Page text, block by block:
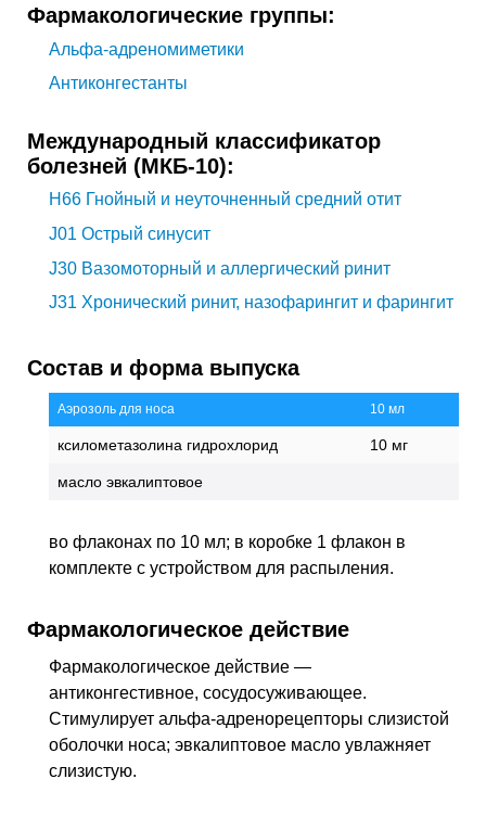
Фармакологические группы:
Альфа-адреномиметики
Антиконгестанты
Международный классификатор
болезней (МКБ-10):
H66 Гнойный и неуточненный средний отит
J01 Острый синусит
J30 Вазомоторный и аллергический ринит
J31 Хронический ринит, назофарингит и фарингит
Состав и форма выпуска
Аэрозоль для носа 10 мл
ксилометазолина гидрохлорид 10 мг
масло эвкалиптовое
во флаконах по 10 мл; в коробке 1 флакон в
комплекте с устройством для распыления.
Фармакологическое действие
Фармакологическое действие —
антиконгестивное, сосудосуживающее.
Стимулирует альфа-адренорецепторы слизистой
оболочки носа; эвкалиптовое масло увлажняет
слизистую.